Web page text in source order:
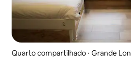
Quarto compartilhado ⋅ Grande